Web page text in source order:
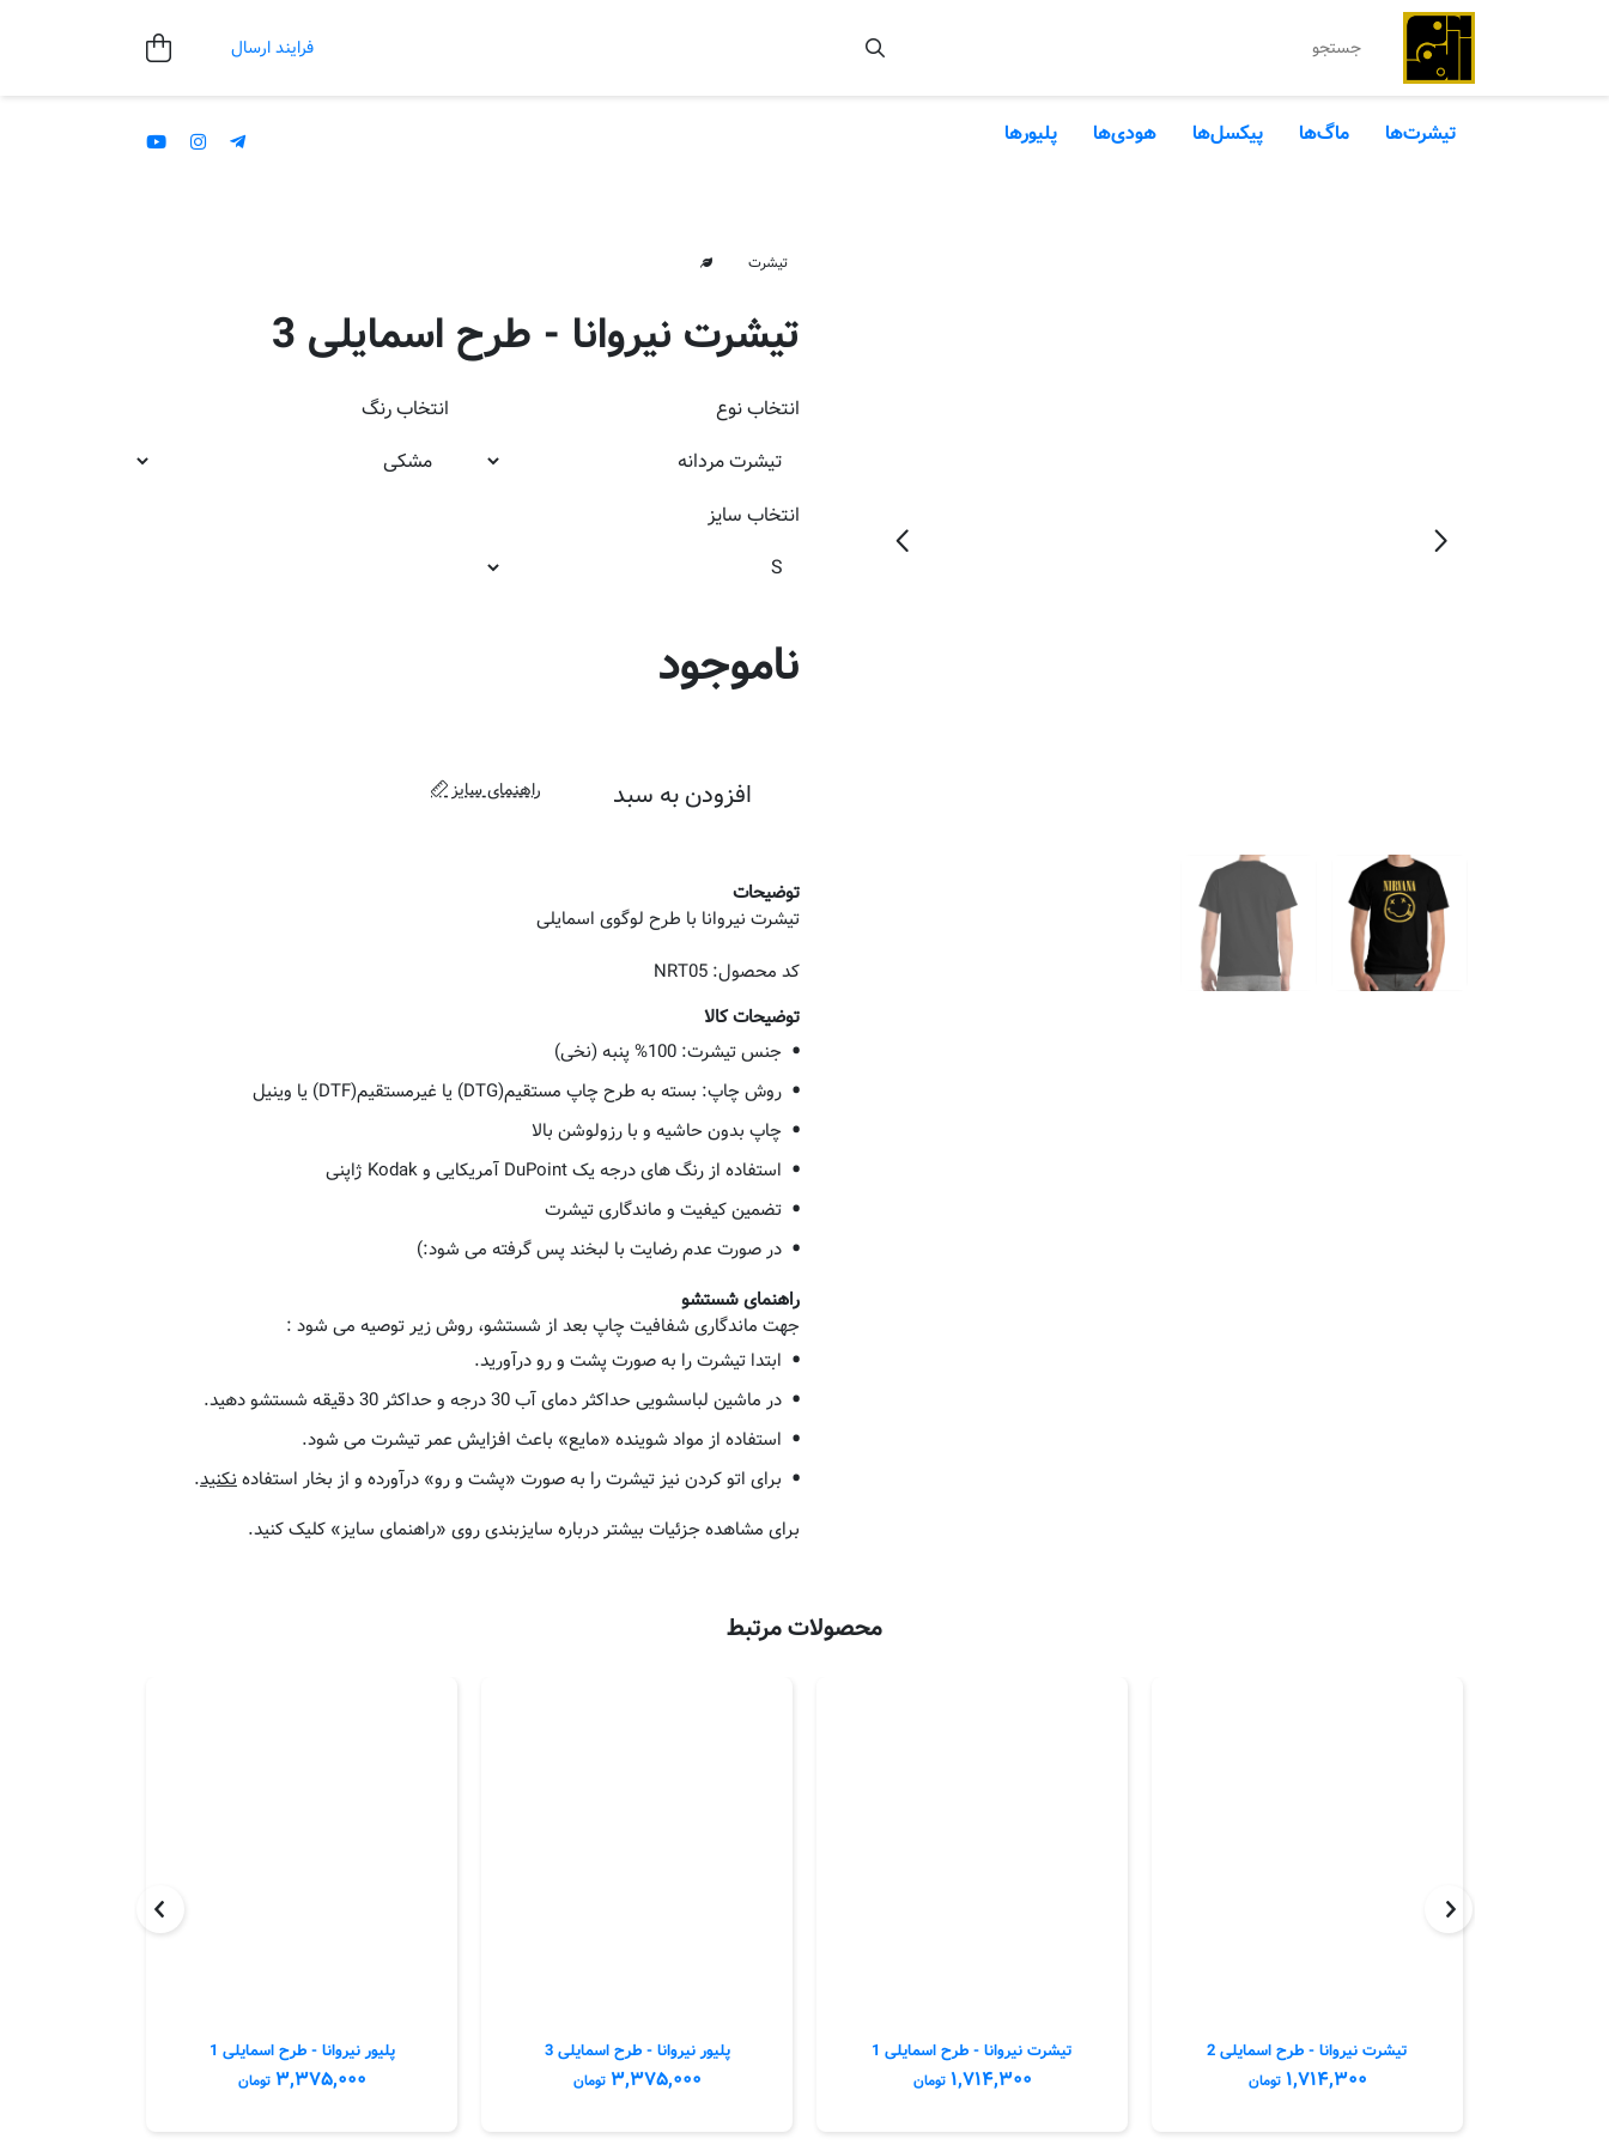
فرایند ارسال
تیشرت‌ها ماگ‌ها پیکسل‌ها هودی‌ها پلیورها
تیشرت
تیشرت نیروانا - طرح اسمایلی 3
انتخابنوع انتخابرنگ
انتخاب سایز
ناموجود
افزودن به سبد راهنمای سایز
توضیحات
کد محصول: NRT05
توضیحات کالا
جنس تیشرت: 100% پنبه (نخی)
روش چاپ: بسته به طرح چاپ مستقیم(DTG) یا غیرمستقیم(DTF) یا وینیل
چاپ بدون حاشیه و با رزولوشن بالا
استفاده از رنگ های درجه یک DuPoint آمریکایی و Kodak ژاپنی
تضمین کیفیت و ماندگاری تیشرت
در صورت عدم رضایت با لبخند پس گرفته می شود:)
راهنمای شستشو
جهت ماندگاری شفافیت چاپ بعد از شستشو، روش زیر توصیه می شود :
ابتدا تیشرت را به صورت پشت و رو درآورید.
در ماشین لباسشویی حداکثر دمای آب 30 درجه و حداکثر 30 دقیقه شستشو دهید.
استفاده از مواد شوینده «مایع» باعث افزایش عمر تیشرت می شود.
برای اتو کردن نیز تیشرت را به صورت «پشت و رو» درآورده و از بخار استفادهنکنید.
برای مشاهده جزئیات بیشتر درباره سایزبندی روی «راهنمای سایز» کلیک کنید.
محصولات مرتبط
تیشرت نیروانا - طرح اسمایلی 2
۱,۷۱۴,۳۰۰ تومان
تیشرت نیروانا - طرح اسمایلی 1
۱,۷۱۴,۳۰۰ تومان
پلیور نیروانا - طرح اسمایلی 3
۳,۳۷۵,۰۰۰ تومان
پلیور نیروانا - طرح اسمایلی 1
۳,۳۷۵,۰۰۰ تومان